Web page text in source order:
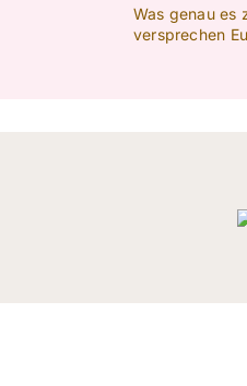
Was genau es
versprechen